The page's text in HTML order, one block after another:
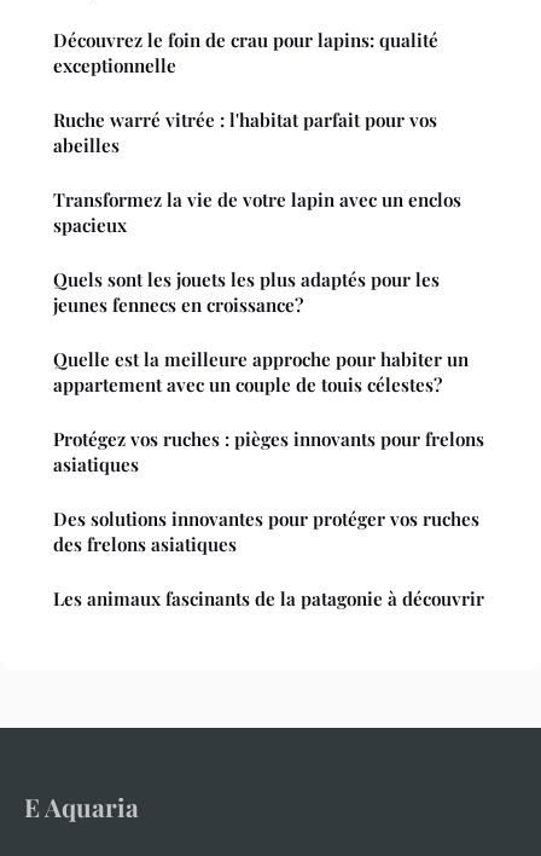
Découvrez le foin de crau pour lapins: qualité
exceptionnelle
Ruche warré vitrée : l'habitat parfait pour vos
abeilles
Transformez la vie de votre lapin avec un enclos
spacieux
Quels sont les jouets les plus adaptés pour les
jeunes fennecs en croissance?
Quelle est la meilleure approche pour habiter un
appartement avec un couple de touis célestes?
Protégez vos ruches : pièges innovants pour frelons
asiatiques
Des solutions innovantes pour protéger vos ruches
des frelons asiatiques
Les animaux fascinants de la patagonie à découvrir
E Aquaria